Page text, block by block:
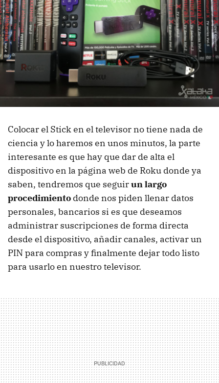
Colocar el Stick en el televisor no tiene nada de
ciencia y lo haremos en unos minutos, la parte
interesante es que hay que dar de alta el
dispositivo en la página web de Roku donde ya
saben, tendremos que seguirun largo
procedimiento donde nos piden llenar datos
personales, bancarios si es que deseamos
administrar suscripciones de forma directa
desde el dispositivo, añadir canales, activar un
PIN para compras y finalmente dejar todo listo
para usarlo en nuestro televisor.